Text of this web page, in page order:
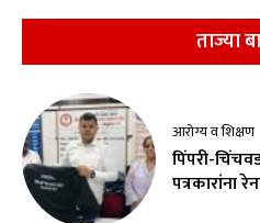
ताज्या
आरोग्य व शिक्षण
पिंपरी-
पत्रकारांना